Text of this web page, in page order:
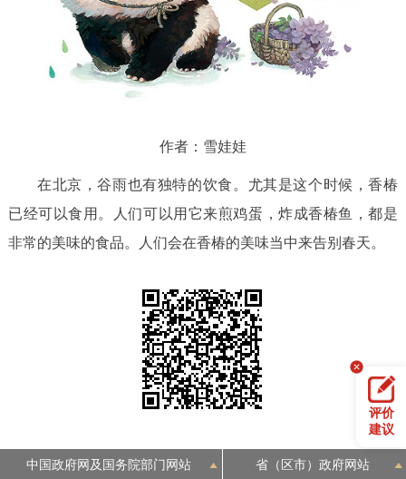
作者：雪娃娃
在北京，谷雨也有独特的饮食。尤其是这个时候，香椿
已经可以食用。人们可以用它来煎鸡蛋，炸成香椿鱼，都是
非常的美味的食品。人们会在香椿的美味当中来告别春天。
评价
建议
中国政府网及国务院部门网站 省（区市）政府网站